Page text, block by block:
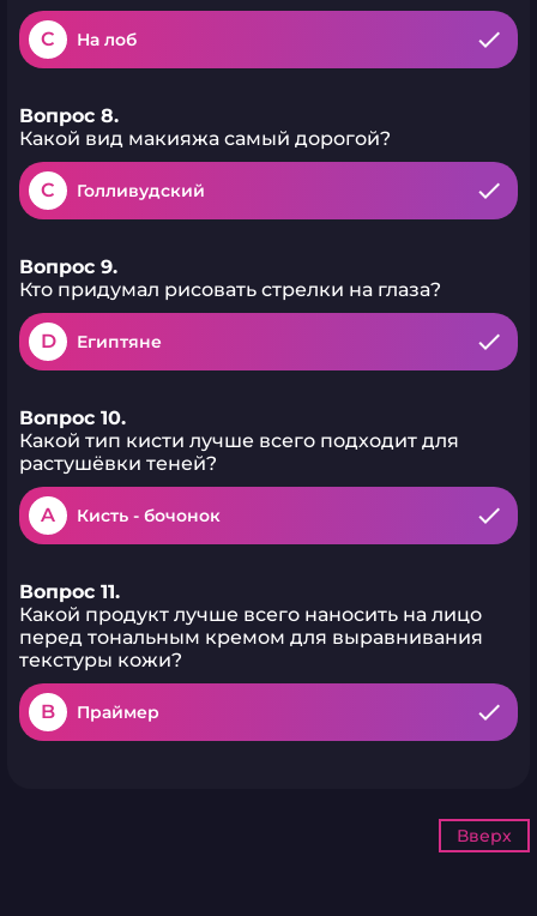
C На лоб
Вопрос 8.
Какой вид макияжа самый дорогой?
C Голливудский
Вопрос 9.
Кто придумал рисовать стрелки на глаза?
D Египтяне
Вопрос 10.
Какой тип кисти лучше всего подходит для
растушёвки теней?
A Кисть - бочонок
Вопрос 11.
Какой продукт лучше всего наносить на лицо
перед тональным кремом для выравнивания
текстуры кожи?
B Праймер
Вверх